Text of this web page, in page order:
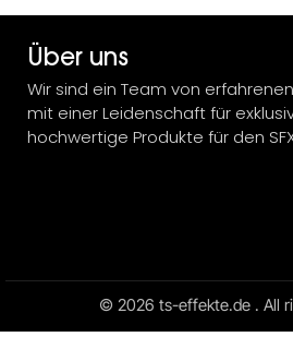
Über uns
Wir sind ein Team von
mit einer Leidenschaft für
hochwertige Produkte für den
© 2026 ts-effekte.de . All